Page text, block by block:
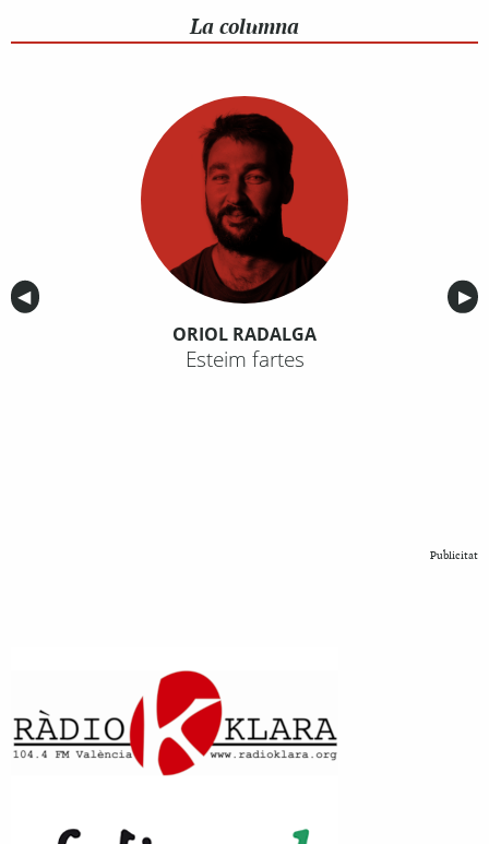
La columna
Anterior
◀︎ ▶︎
ORIOL RADALGA
Esteim fartes
Publicitat